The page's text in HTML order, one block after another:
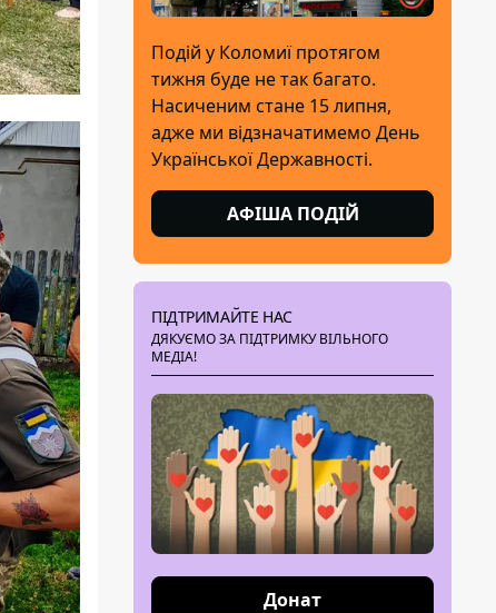
Подій у Коломиї протягом
тижня буде не так багато.
Насиченим стане 15 липня,
адже ми відзначатимемо День
Української Державності.
АФІША ПОДІЙ
ПІДТРИМАЙТЕ НАС
ДЯКУЄМО ЗА ПІДТРИМКУ ВІЛЬНОГО
МЕДІА!
Донат